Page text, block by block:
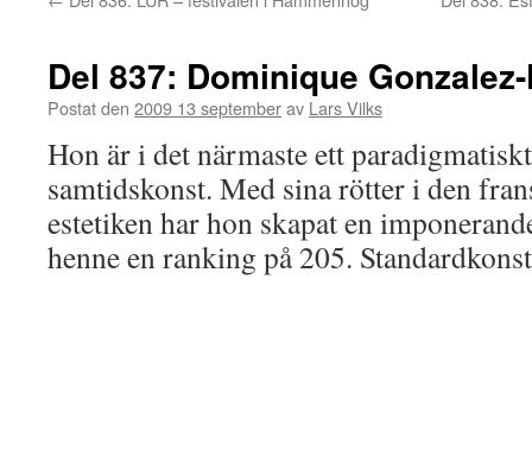
Del 837: Dominique
Postat den 2009 13 septemberav Lars Vilks
Hon är i det närmaste ett
samtidskonst. Med sina rötter i den
estetiken har hon skapat en
henne en ranking på 205.